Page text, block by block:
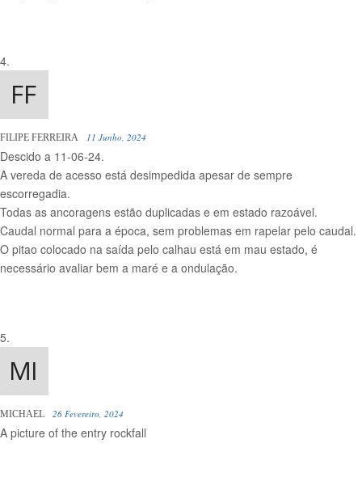
FILIPE FERREIRA 11 Junho, 2024
Descido a 11-06-24.
A vereda de acesso está desimpedida apesar de sempre
escorregadia.
Todas as ancoragens estão duplicadas e em estado razoável.
Caudal normal para a época, sem problemas em rapelar pelo caudal.
O pitao colocado na saída pelo calhau está em mau estado, é
necessário avaliar bem a maré e a ondulação.
MICHAEL 26 Fevereiro, 2024
A picture of the entry rockfall